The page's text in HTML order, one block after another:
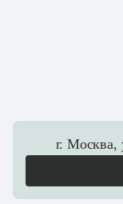
г. Москва,